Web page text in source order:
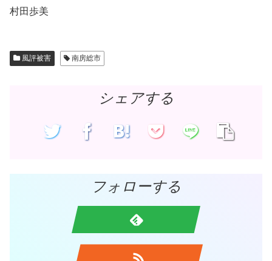
村田歩美
風評被害 南房総市
シェアする
フォローする